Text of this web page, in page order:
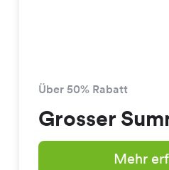
Über 50% Rabatt
Grosser
Mehr